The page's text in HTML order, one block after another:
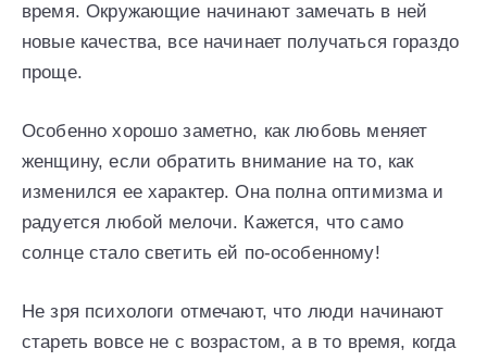
время. Окружающие начинают замечать в ней
новые качества, все начинает получаться гораздо
проще.
Особенно хорошо заметно, как любовь меняет
женщину, если обратить внимание на то, как
изменился ее характер. Она полна оптимизма и
радуется любой мелочи. Кажется, что само
солнце стало светить ей по-особенному!
Не зря психологи отмечают, что люди начинают
стареть вовсе не с возрастом, а в то время, когда